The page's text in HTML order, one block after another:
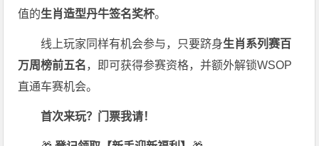
值的生肖造型丹牛签名奖杯。
线上玩家同样有机会参与，只要跻身生肖系列赛百
万周榜前五名，即可获得参赛资格，并额外解锁WSOP
直通车赛机会。
首次来玩？门票我请！